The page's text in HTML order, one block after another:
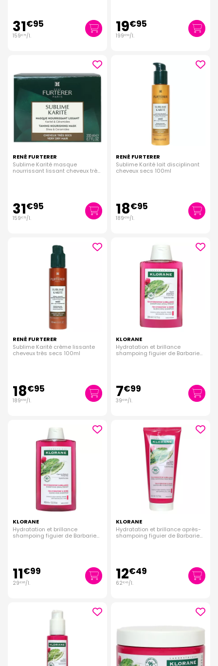
31€95
159€75/l. 19€95
199€50/l.
RENÉ FURTERER
Sublime Karité masque
nourrissant lissant cheveux très
31€95
159€75/l.
RENÉ FURTERER
Sublime Karité lait disciplinant
cheveux secs 100ml
18€95
189€50/l.
RENÉ FURTERER
Sublime Karité crème lissante
cheveux très secs 100ml
18€95
189€50/l.
KLORANE
Hydratation et brillance
shampoing figuier de Barbarie
7€99
39€95/l.
KLORANE
Hydratation et brillance
shampoing figuier de Barbarie
11€99
29€98/l.
KLORANE
Hydratation et brillance après-
shampoing figuier de Barbarie
12€49
62€45/l.